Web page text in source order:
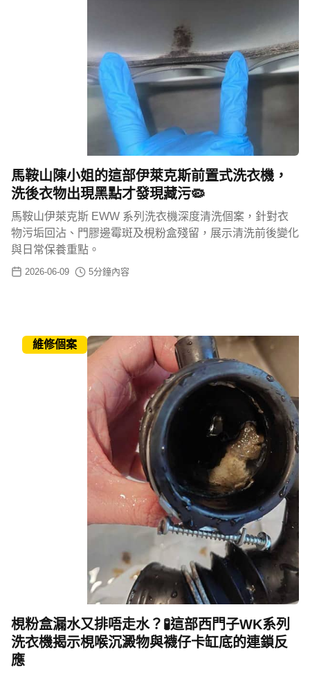
馬鞍山陳小姐的這部伊萊克斯前置式洗衣機，
洗後衣物出現黑點才發現藏污🦠
馬鞍山伊萊克斯 EWW 系列洗衣機深度清洗個案，針對衣
物污垢回沾、門膠邊霉斑及梘粉盒殘留，展示清洗前後變化
與日常保養重點。
2026-06-09 5分鐘內容
維修個案
梘粉盒漏水又排唔走水？🧪這部西門子WK系列
洗衣機揭示梘喉沉澱物與襪仔卡缸底的連鎖反
應